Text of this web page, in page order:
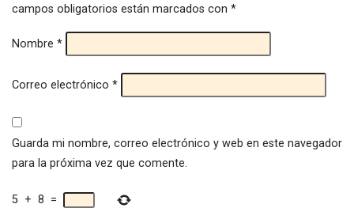
campos obligatorios están marcados con *
Nombre *
Correo electrónico *
Guarda mi nombre, correo electrónico y web en este navegador
para la próxima vez que comente.
5 + 8 =